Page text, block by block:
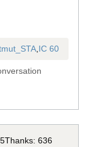
, IC 60
Thanks: 636